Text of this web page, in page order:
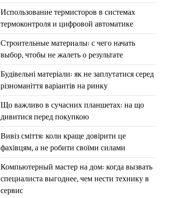
Использование термисторов в системах
термоконтроля и цифровой автоматике
Строительные материалы: с чего начать
выбор, чтобы не жалеть о результате
Будівельні матеріали: як не заплутатися серед
різноманіття варіантів на ринку
Що важливо в сучасних планшетах: на що
дивитися перед покупкою
Вивіз сміття: коли краще довірити це
фахівцям, а не робити своїми силами
Компьютерный мастер на дом: когда вызвать
специалиста выгоднее, чем нести технику в
сервис